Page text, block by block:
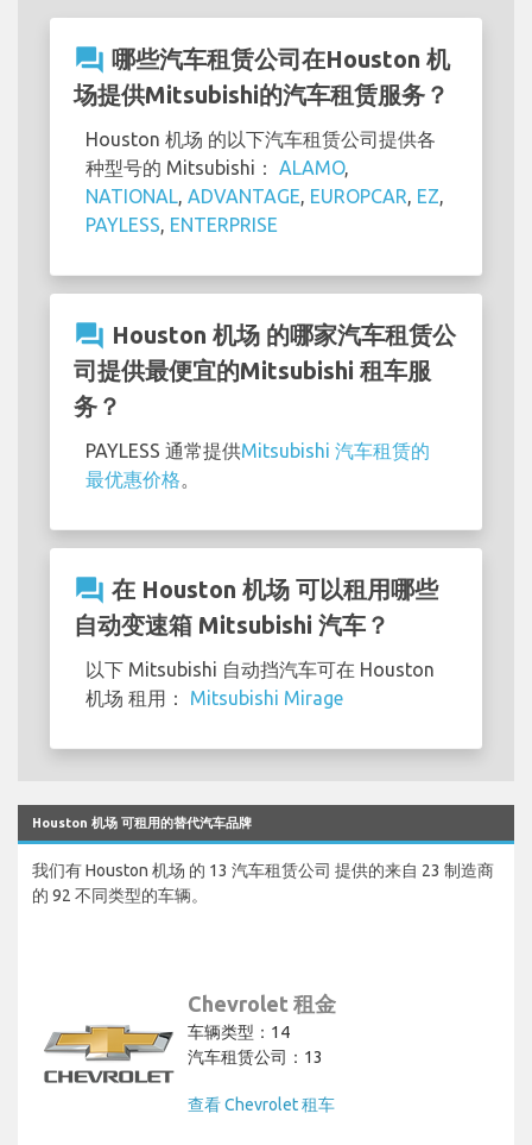
question_answer 哪些汽车租赁公司在Houston 机
场提供Mitsubishi的汽车租赁服务？
Houston 机场 的以下汽车租赁公司提供各
种型号的 Mitsubishi： ALAMO,
NATIONAL
ADVANTAGE EUROPCAR EZ
PAYLESS ENTERPRISE
question_answer Houston 机场 的哪家汽车租赁公
司提供最便宜的Mitsubishi 租车服
务？
PAYLESS 通常提供Mitsubishi 汽车租赁的
最优惠价格
question_answer 在 Houston 机场 可以租用哪些
自动变速箱 Mitsubishi 汽车？
以下 Mitsubishi 自动挡汽车可在 Houston
机场 租用： Mitsubishi Mirage
Houston 机场 可租用的替代汽车品牌
我们有 Houston 机场 的 13 汽车租赁公司 提供的来自 23 制造商
的 92 不同类型的车辆。
Chevrolet 租金
车辆类型：14
汽车租赁公司：13
查看 Chevrolet 租车